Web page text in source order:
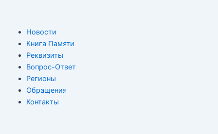
содержимому
Новости
Книга Памяти
Реквизиты
Вопрос-Ответ
Регионы
Обращения
Контакты